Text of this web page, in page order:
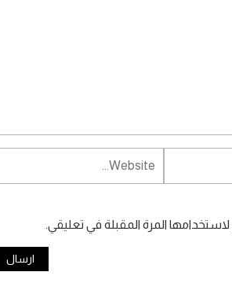
المرة المقبلة في تعليقي.